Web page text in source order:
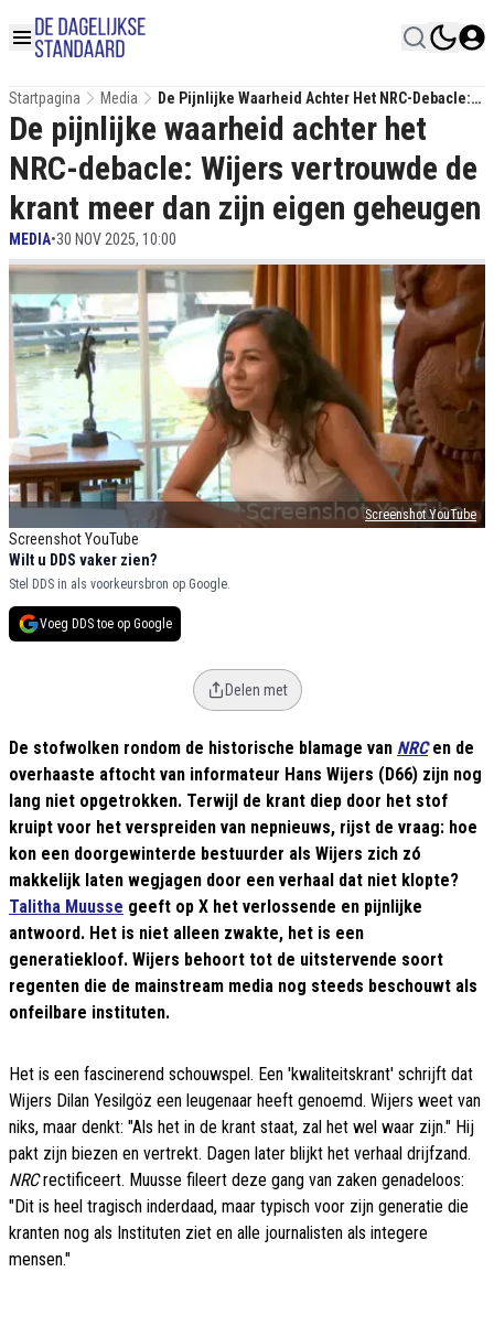
Startpagina Media
De Pijnlijke Waarheid Achter Het NRC-Debacle:
Wijers Vertrouwde De Krant Meer Dan Zijn Eigen
Geheugen
Screenshot YouTube
Screenshot YouTube
De pijnlijke waarheid achter het
NRC-debacle: Wijers vertrouwde de
krant meer dan zijn eigen geheugen
MEDIA•30 NOV 2025, 10:00
Wilt u DDS vaker zien?
Stel DDS in als voorkeursbron op Google.
Voeg DDS toe op Google
Delen met
De stofwolken rondom de historische blamage van NRCen de
overhaaste aftocht van informateur Hans Wijers (D66) zijn nog
lang niet opgetrokken. Terwijl de krant diep door het stof
kruipt voor het verspreiden van nepnieuws, rijst de vraag: hoe
kon een doorgewinterde bestuurder als Wijers zich zó
makkelijk laten wegjagen door een verhaal dat niet klopte?
Talitha Muusse geeft op X het verlossende en pijnlijke
antwoord. Het is niet alleen zwakte, het is een
generatiekloof. Wijers behoort tot de uitstervende soort
regenten die de mainstream media nog steeds beschouwt als
onfeilbare instituten.
Het is een fascinerend schouwspel. Een 'kwaliteitskrant' schrijft dat
Wijers Dilan Yesilgöz een leugenaar heeft genoemd. Wijers weet van
niks, maar denkt: "Als het in de krant staat, zal het wel waar zijn." Hij
pakt zijn biezen en vertrekt. Dagen later blijkt het verhaal drijfzand.
NRCrectificeert. Muusse fileert deze gang van zaken genadeloos:
"Dit is heel tragisch inderdaad, maar typisch voor zijn generatie die
kranten nog als Instituten ziet en alle journalisten als integere
mensen."